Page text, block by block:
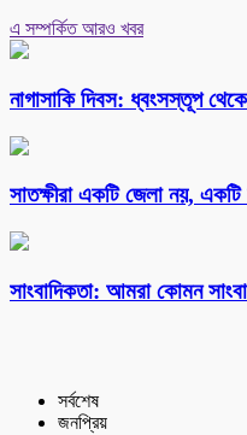
এ সম্পর্কিত আরও খবর
নাগাসাকি দিবস: ধ্বংসস্তূপ
সাতক্ষীরা একটি জেলা নয়,
সাংবাদিকতা: আমরা কোমন
সর্বশেষ
জনপ্রিয়